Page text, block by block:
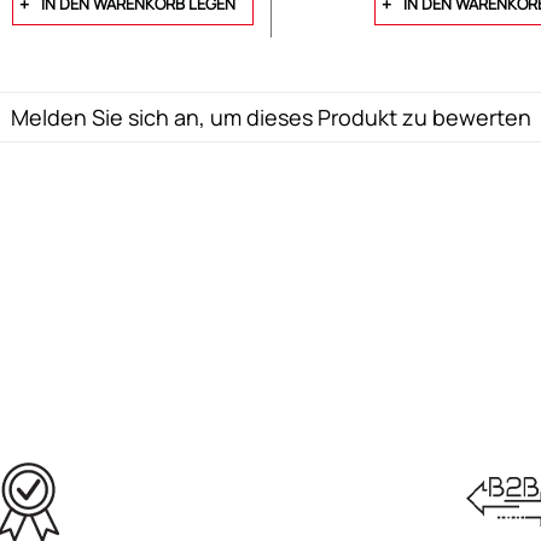
Melden Sie sich an, um dieses Produkt zu bewerten